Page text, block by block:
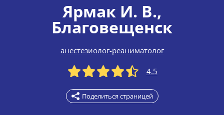
Ярмак И. В.,
Благовещенск
анестезиолог-реаниматолог
4.5
Поделиться страницей